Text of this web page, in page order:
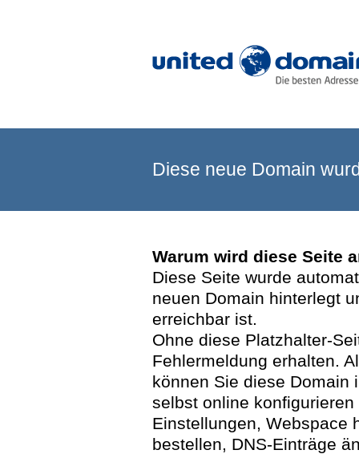
Diese neue Domain
Warum wird diese Seite
Diese Seite wurde
neuen Domain hinterlegt
erreichbar ist.
Ohne diese Platzhalter-
Fehlermeldung erhalten.
können Sie diese Domain
selbst online
Einstellungen, Webspace
bestellen, DNS-Einträge